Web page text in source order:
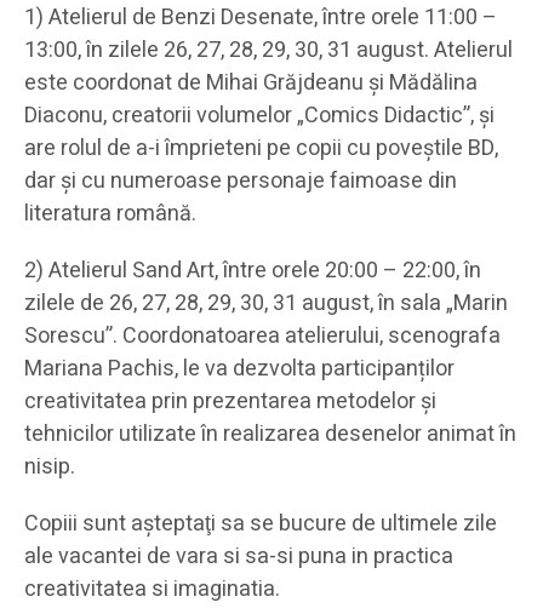
1) Atelierul de Benzi Desenate, între orele 11:00 –
13:00, în zilele 26, 27, 28, 29, 30, 31 august. Atelierul
este coordonat de Mihai Grăjdeanu și Mădălina
Diaconu, creatorii volumelor „Comics Didactic”, și
are rolul de a-i împrieteni pe copii cu poveștile BD,
dar și cu numeroase personaje faimoase din
literatura română.
2) Atelierul Sand Art, între orele 20:00 – 22:00, în
zilele de 26, 27, 28, 29, 30, 31 august, în sala „Marin
Sorescu”. Coordonatoarea atelierului, scenografa
Mariana Pachis, le va dezvolta participanților
creativitatea prin prezentarea metodelor și
tehnicilor utilizate în realizarea desenelor animat în
nisip.
Copiii sunt aşteptaţi sa se bucure de ultimele zile
ale vacantei de vara si sa-si puna in practica
creativitatea si imaginatia.